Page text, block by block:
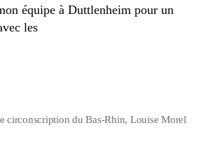
équipe à Duttlenheim pour un
les
circonscription du Bas-Rhin, Louise Morel